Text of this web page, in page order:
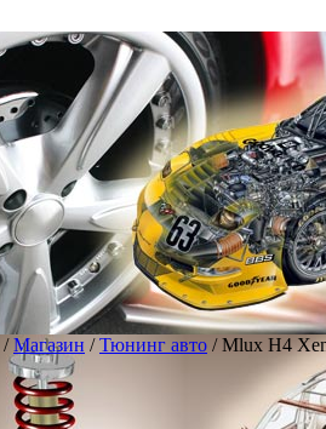
/Магазин /Тюнинг авто / Mlux H4